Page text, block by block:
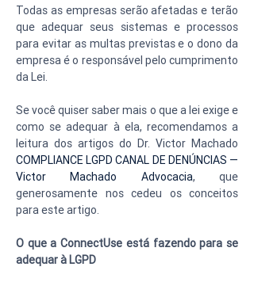
Todas as empresas serão afetadas e terão
que adequar seus sistemas e processos
para evitar as multas previstas e o dono da
empresa é o responsável pelo cumprimento
da Lei.
Se você quiser saber mais o que a lei exige e
como se adequar à ela, recomendamos a
COMPLIANCE LGPD CANAL DE DENÚNCIAS —
Victor Machado Advocacia, que
generosamente nos cedeu os conceitos
para este artigo.
O que a ConnectUse está fazendo para se
adequar à LGPD